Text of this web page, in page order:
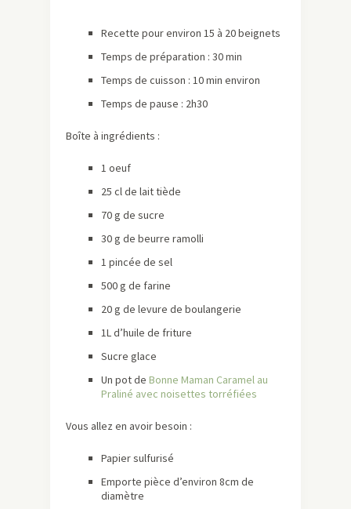
Recette pour environ 15 à 20 beignets
Temps de préparation : 30 min
Temps de cuisson : 10 min environ
Temps de pause : 2h30
Boîte à ingrédients :
1 oeuf
25 cl de lait tiède
70 g de sucre
30 g de beurre ramolli
1 pincée de sel
500 g de farine
20 g de levure de boulangerie
1L d’huile de friture
Sucre glace
Un pot de Bonne Maman Caramel au
Praliné avec noisettes torréfiées
Vous allez en avoir besoin :
Papier sulfurisé
Emporte pièce d’environ 8cm de
diamètre